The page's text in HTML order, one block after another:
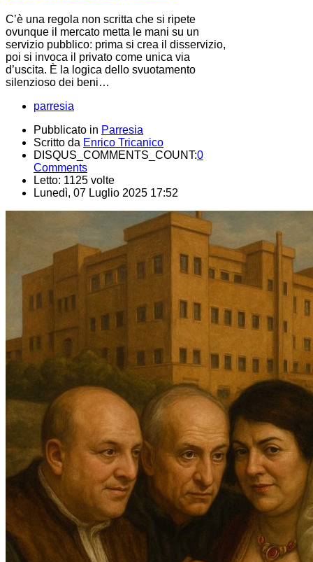
C’è una regola non scritta che si ripete
ovunque il mercato metta le mani su un
servizio pubblico: prima si crea il disservizio,
poi si invoca il privato come unica via
d’uscita. È la logica dello svuotamento
silenzioso dei beni…
parresia
Pubblicato in Parresia
Scritto da Enrico Tricanico
DISQUS_COMMENTS_COUNT:0
Comments
Letto: 1125 volte
Lunedì, 07 Luglio 2025 17:52